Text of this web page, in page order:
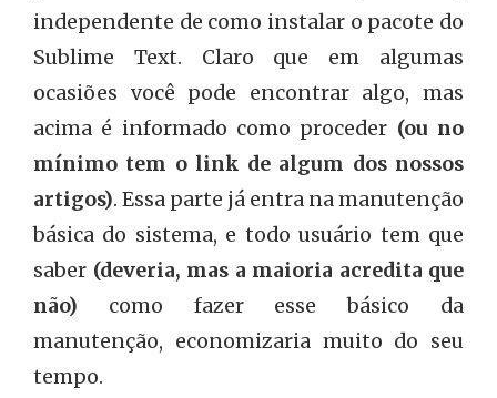
independente de como instalar o pacote do
Sublime Text. Claro que em algumas
ocasiões você pode encontrar algo, mas
acima é informado como proceder (ou no
mínimo tem o link de algum dos nossos
artigos). Essa parte já entra na manutenção
básica do sistema, e todo usuário tem que
saber (deveria, mas a maioria acredita que
não) como fazer esse básico da
manutenção, economizaria muito do seu
tempo.